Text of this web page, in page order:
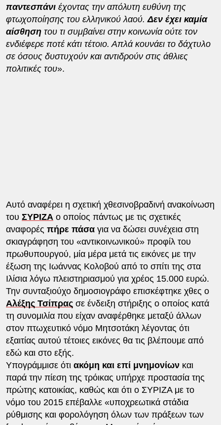
παντεσπάνιέχοντας την απόλυτη ευθύνη της
φτωχοποίησης του ελληνικού λαού.Δεν έχει καμία
αίσθησητου τι συμβαίνει στην κοινωνία ούτε τον
ενδιέφερε ποτέ κάτι τέτοιο. Απλά κουνάει το δάχτυλο
σε όσους δυστυχούν και αντιδρούν στις άθλιες
πολιτικές του».
Αυτό αναφέρει η σχετική χθεσινοβραδινή ανακοίνωση
του ΣΥΡΙΖΑ ο οποίος πάντως με τις σχετικές
αναφορές πήρε πάσαγια να δώσει συνέχεια στη
σκιαγράφηση του «αντικοινωνικού» προφίλ του
πρωθυπουργού, μία μέρα μετά τις εικόνες με την
έξωση της Ιωάννας Κολοβού από το σπίτι της στα
Ιλίσια λόγω πλειστηριασμού για χρέος 15.000 ευρώ.
Την συνταξιούχο δημοσιογράφο επισκέφτηκε χθες ο
Αλέξης Τσίπραςσε ένδειξη στήριξης ο οποίος κατά
τη συνομιλία που είχαν αναφέρθηκε μεταξύ άλλων
στον πτωχευτικό νόμο Μητσοτάκη λέγοντας ότι
εξαιτίας αυτού τέτοιες εικόνες θα τις βλέπουμε από
εδώ και στο εξής.
Υπογράμμισε ότι ακόμη και επί μνημονίωνκαι
παρά την πίεση της τρόικας υπήρχε προστασία της
πρώτης κατοικίας, καθώς και ότι ο ΣΥΡΙΖΑ με το
νόμο του 2015 επέβαλλε «υποχρεωτικά στάδια
ρύθμισης και φορολόγηση όλων των πράξεων των